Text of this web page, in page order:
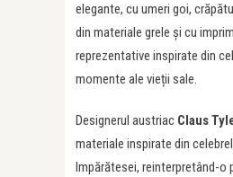
elegante, cu umeri goi,
din materiale grele și cu
reprezentative inspirate din
momente ale vieții sale.
Designerul austriac Claus
materiale inspirate din
Impărătesei, reinterpretând-o